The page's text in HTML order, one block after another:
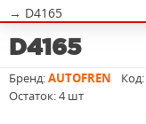
→ D4165
D4165
Бренд:AUTOFREN Код:
Остаток:4 шт